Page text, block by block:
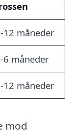
12 måneder
6 måneder
12 måneder
mod